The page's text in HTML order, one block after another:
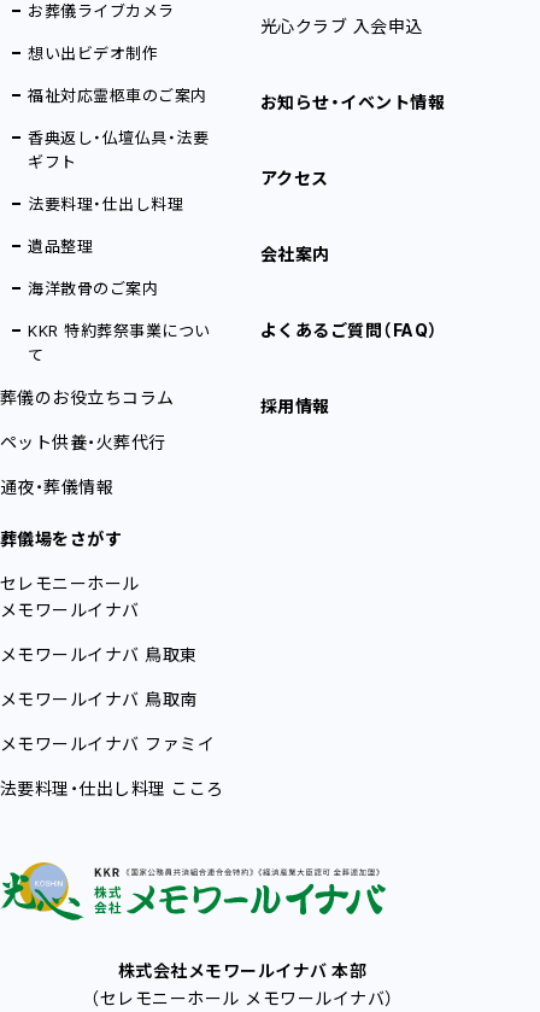
お葬儀ライブカメラ
想い出ビデオ制作
福祉対応霊柩車のご案内
香典返し・仏壇仏具・法要
ギフト
法要料理・仕出し料理
遺品整理
海洋散骨のご案内
KKR 特約葬祭事業につい
て
葬儀のお役立ちコラム
ペット供養・火葬代行
通夜・葬儀情報
葬儀場をさがす
セレモニーホール
メモワールイナバ
メモワールイナバ 鳥取東
メモワールイナバ 鳥取南
メモワールイナバ ファミイ
法要料理・仕出し料理 こころ
光心クラブ 入会申込
お知らせ・イベント情報
アクセス
会社案内
よくあるご質問（FAQ）
採用情報
株式会社メモワールイナバ 本部
（セレモニーホール メモワールイナバ）